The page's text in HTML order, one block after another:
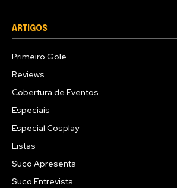
ARTIGOS
Primeiro Gole
Reviews
Cobertura de Eventos
Especiais
Especial Cosplay
Listas
Suco Apresenta
Suco Entrevista